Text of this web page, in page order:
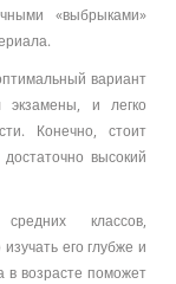
«выбрыками»
вариант
и легко
Конечно, стоит
высокий
классов,
его глубже и
в возрасте поможет